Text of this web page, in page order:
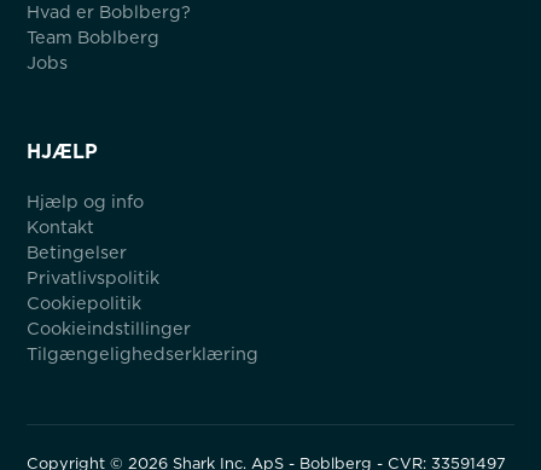
Hvad er Boblberg?
Team Boblberg
Jobs
HJÆLP
Hjælp og info
Kontakt
Betingelser
Privatlivspolitik
Cookiepolitik
Cookieindstillinger
Tilgængelighedserklæring
Copyright © 2026 Shark Inc. ApS - Boblberg - CVR: 33591497